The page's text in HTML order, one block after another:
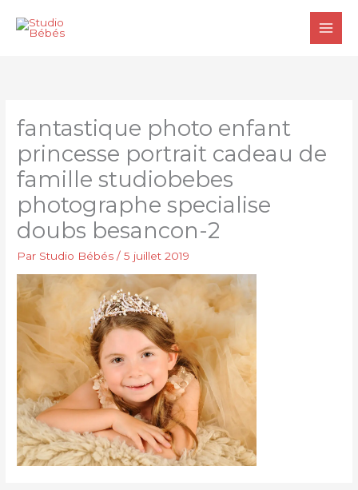
fantastique photo enfant
princesse portrait cadeau de
famille studiobebes
photographe specialise
doubs besancon-2
Par Studio Bébés/5 juillet 2019